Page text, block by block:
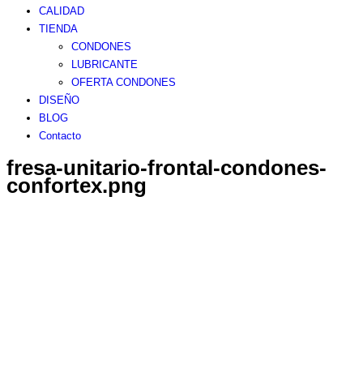
CALIDAD
TIENDA
CONDONES
LUBRICANTE
OFERTA CONDONES
DISEÑO
BLOG
Contacto
fresa-unitario-frontal-condones-
confortex.png